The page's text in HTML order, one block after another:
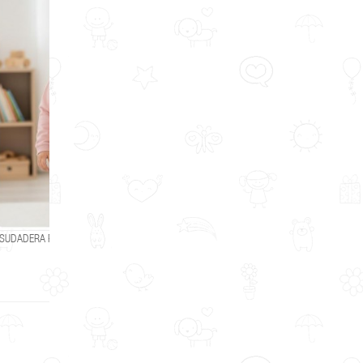
SUDADERA ROSA INDIA MON PETIT BONBON